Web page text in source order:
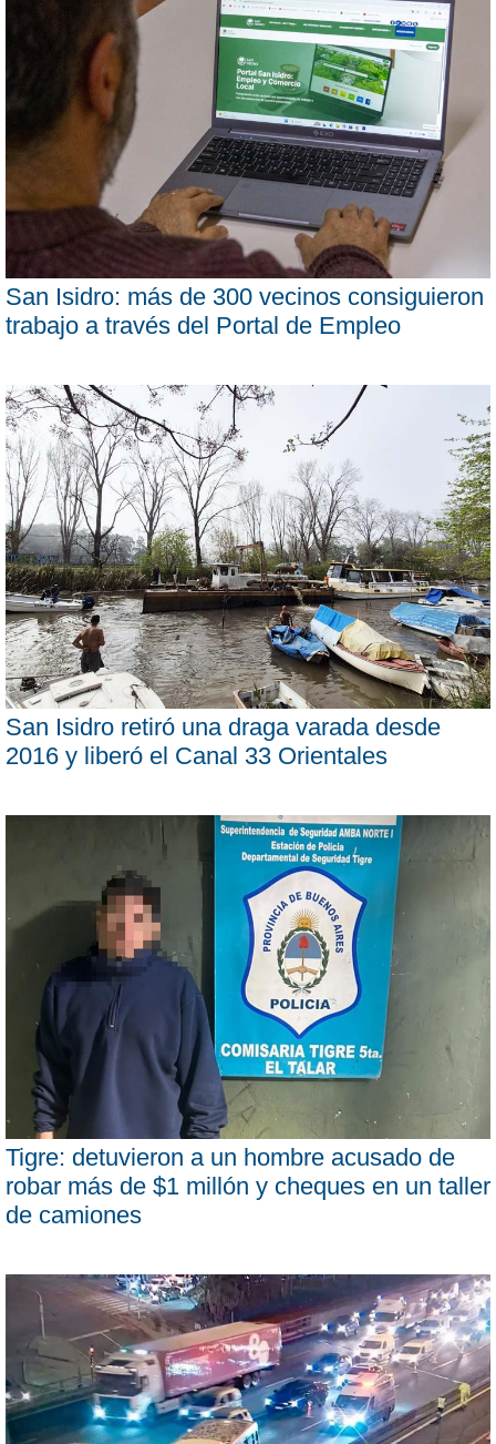
San Isidro: más de 300 vecinos consiguieron
trabajo a través del Portal de Empleo
San Isidro retiró una draga varada desde
2016 y liberó el Canal 33 Orientales
Tigre: detuvieron a un hombre acusado de
robar más de $1 millón y cheques en un taller
de camiones